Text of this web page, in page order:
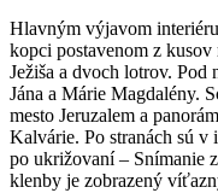
Hlavným výjavom
kopci postavenom z
Ježiša a dvoch lotrov. Pod
Jána a Márie Magdalény.
mesto Jeruzalem a
Kalvárie. Po stranách sú
po ukrižovaní – Snímanie
klenby je zobrazený